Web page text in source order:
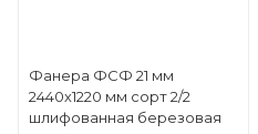
Фанера ФСФ 21 мм
2440х1220 мм сорт 2/2
шлифованная березовая